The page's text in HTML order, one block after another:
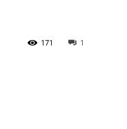
1
171